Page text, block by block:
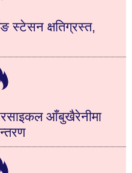
स्टेसन क्षतिग्रस्त,
आँबुखैरेनीमा